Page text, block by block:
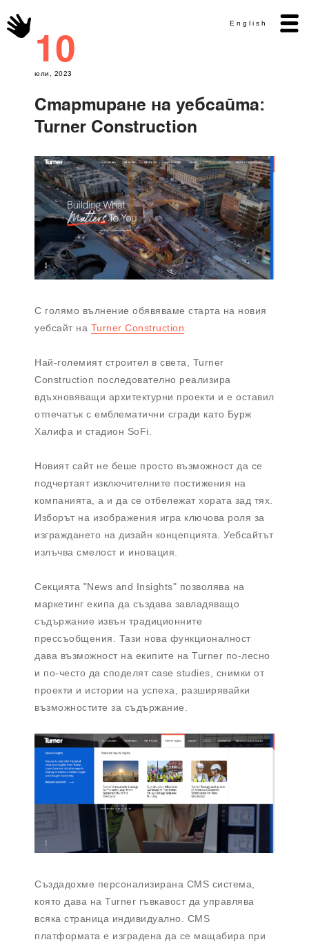
English
10
юли, 2023
Стартиране на уебсайта:
Turner Construction
С голямо вълнение обявяваме старта на новия
уебсайт на Turner Construction
Най-големият строител в света, Turner
Construction последователно реализира
вдъхновяващи архитектурни проекти и е оставил
отпечатък с емблематични сгради като Бурж
Халифа и стадион SoFi.
Новият сайт не беше просто възможност да се
подчертаят изключителните постижения на
компанията, а и да се отбележат хората зад тях.
Изборът на изображения игра ключова роля за
изграждането на дизайн концепцията. Уебсайтът
излъчва смелост и иновация.
Секцията "News and Insights" позволява на
маркетинг екипа да създава завладяващо
съдържание извън традиционните
прессъобщения. Тази нова функционалност
дава възможност на екипите на Turner по-лесно
и по-често да споделят case studies, снимки от
проекти и истории на успеха, разширявайки
възможностите за съдържание.
Създадохме персонализирана CMS система,
която дава на Turner гъвкавост да управлява
всяка страница индивидуално. CMS
платформата е изградена да се мащабира при